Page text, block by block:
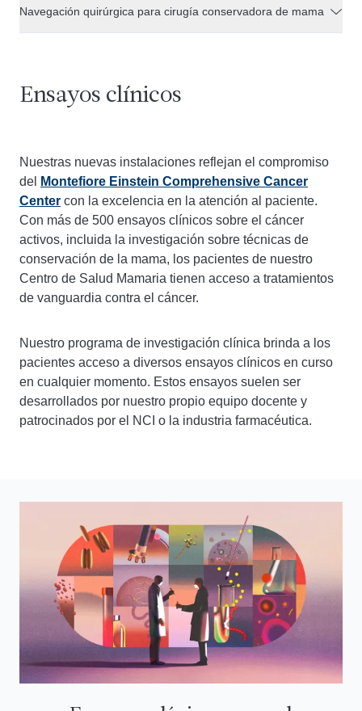
Navegación quirúrgica para cirugía conservadora de mama
Ensayos clínicos
Nuestras nuevas instalaciones reflejan el compromiso
del
Montefiore Einstein Comprehensive Cancer
Center con la excelencia en la atención al paciente.
Con más de 500 ensayos clínicos sobre el cáncer
activos, incluida la investigación sobre técnicas de
conservación de la mama, los pacientes de nuestro
Centro de Salud Mamaria tienen acceso a tratamientos
de vanguardia contra el cáncer.
Nuestro programa de investigación clínica brinda a los
pacientes acceso a diversos ensayos clínicos en curso
en cualquier momento. Estos ensayos suelen ser
desarrollados por nuestro propio equipo docente y
patrocinados por el NCI o la industria farmacéutica.